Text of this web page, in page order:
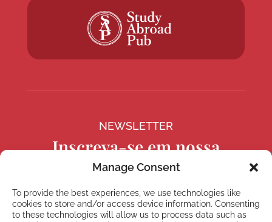
Manage Consent
To provide the best experiences, we use technologies like
cookies to store and/or access device information. Consenting
to these technologies will allow us to process data such as
NEWSLETTER
Inscreva-se em nossa
newsletter